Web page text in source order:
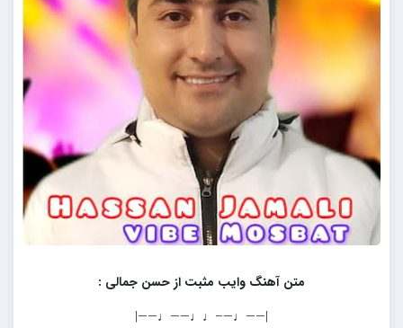
متن آهنگ وایب مثبت از حسن جمالی :
|——♩—–♩♩——♩——|